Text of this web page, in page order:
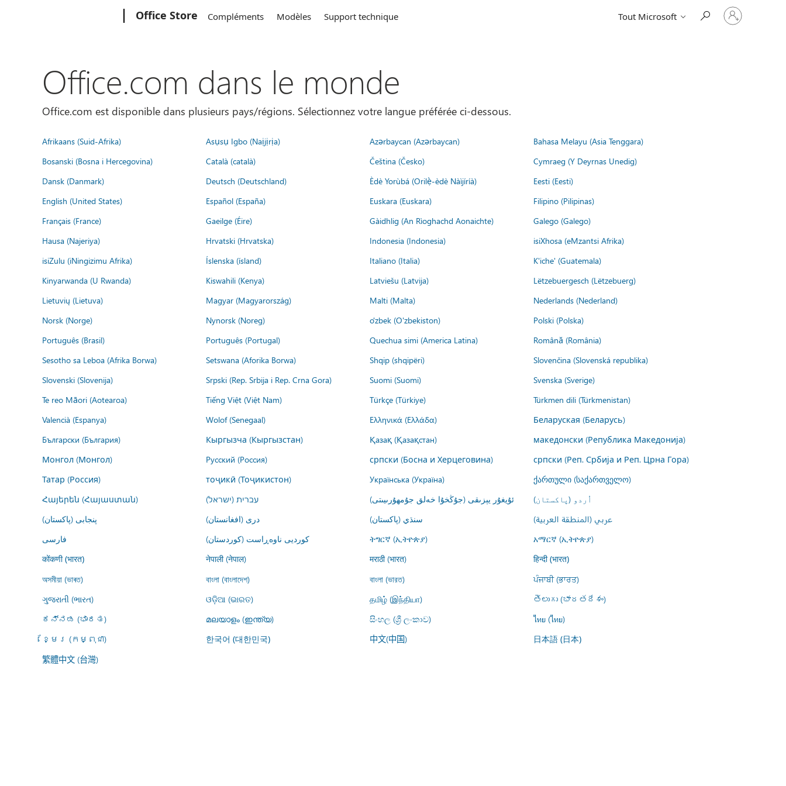
Office Store Compléments Modèles Support technique Tout Microsoft
Connectez-
vous
Office.com dans le monde
Office.com est disponible dans plusieurs pays/régions. Sélectionnez votre langue préférée ci-dessous.
Afrikaans (Suid-Afrika) Asụsụ Igbo (Naịjịrịa) Azərbaycan (Azərbaycan)
Bahasa Melayu (Asia Tenggara)
Bosanski (Bosna i Hercegovina)
Català (català) Čeština (Česko)
Cymraeg (Y Deyrnas Unedig)
Dansk (Danmark)
Deutsch (Deutschland) Èdè Yorùbá (Orilẹ̀-èdè Nàìjíríà)
Eesti (Eesti)
English (United States)
Español (España) Euskara (Euskara)
Filipino (Pilipinas)
Français (France)
Gaeilge (Éire) Gàidhlig (An Rìoghachd Aonaichte)
Galego (Galego)
Hausa (Najeriya)
Hrvatski (Hrvatska) Indonesia (Indonesia)
isiXhosa (eMzantsi Afrika)
isiZulu (iNingizimu Afrika)
Íslenska (ísland) Italiano (Italia)
K'iche' (Guatemala)
Kinyarwanda (U Rwanda)
Kiswahili (Kenya) Latviešu (Latvija)
Lëtzebuergesch (Lëtzebuerg)
Lietuvių (Lietuva)
Magyar (Magyarország) Malti (Malta)
Nederlands (Nederland)
Norsk (Norge)
Nynorsk (Noreg) o'zbek (O'zbekiston)
Polski (Polska)
Português (Brasil)
Português (Portugal) Quechua simi (America Latina)
Română (România)
Sesotho sa Leboa (Afrika Borwa)
Setswana (Aforika Borwa) Shqip (shqipëri)
Slovenčina (Slovenská republika)
Slovenski (Slovenija)
Srpski (Rep. Srbija i Rep. Crna Gora) Suomi (Suomi)
Svenska (Sverige)
Te reo Māori (Aotearoa)
Tiếng Việt (Việt Nam) Türkçe (Türkiye)
Türkmen dili (Türkmenistan)
Valencià (Espanya)
Wolof (Senegaal) Ελληνικά (Ελλάδα)
Беларуская (Беларусь)
Български (България)
Кыргызча (Кыргызстан) Қазақ (Қазақстан)
македонски (Република Македонија)
Монгол (Монгол)
Русский (Россия) српски (Босна и Херцеговина)
српски (Реп. Србија и Реп. Црна Гора)
Татар (Россия)
тоҷикӣ (Тоҷикистон) Українська (Україна)
ქართული (საქართველო)
Հայերեն (Հայաստան)
עברית (ישראל) ئۇيغۇر يېزىقى (جۇڭخۇا خەلق جۇمھۇرىيىتى)
اُردو (پاکستان)
پنجابی (پاکستان)
درى (افغانستان) سنڌي (پاکستان)
عربي (المنطقة العربية)
فارسى
کوردیی ناوەڕاست (کوردستان) ትግርኛ (ኢትዮጵያ) አማርኛ (ኢትዮጵያ)
कोंकणी (भारत) नेपाली (नेपाल) मराठी (भारत) हिन्दी (भारत)
অসমীয়া (ভাৰত) বাংলা (বাংলাদেশ) বাংলা (ভারত)
ਪੰਜਾਬੀ (ਭਾਰਤ)
ગુજરાતી (ભારત)
ଓଡ଼ିଆ (ଭାରତ) தமிழ் (இந்தியா)
తెలుగు (భారతదేశం)
ಕನ್ನಡ (ಭಾರತ)
മലയാളം (ഇന്ത്യ) සිංහල (ශ්‍රී ලංකාව)
ไทย (ไทย)
ខ្មែរ (កម្ពុជា)
한국어 (대한민국) 中文(中国) 日本語 (日本)
繁體中文 (台灣)